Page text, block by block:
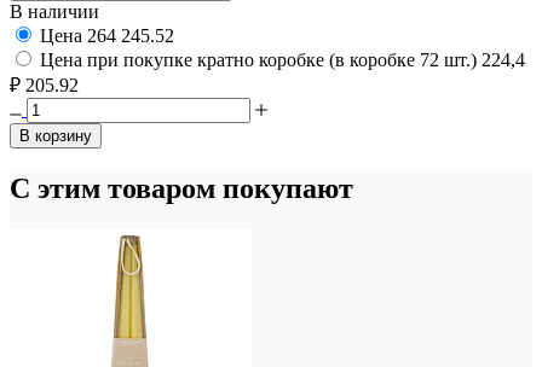
В наличии
Цена 264 245.52
Цена при покупке кратно коробке (в коробке 72 шт.) 224,4
₽ 205.92
В корзину
С этим товаром покупают